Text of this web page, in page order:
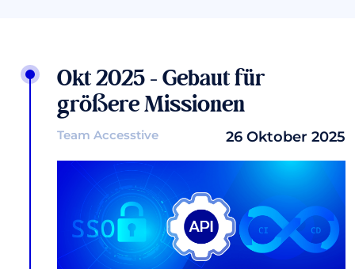
Okt 2025 - Gebaut für
größere Missionen
Team Accesstive 26 Oktober 2025